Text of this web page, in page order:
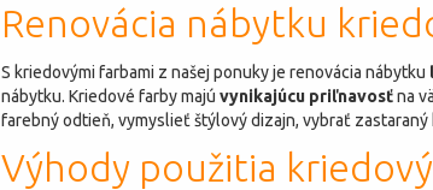
Renovácia nábytku
S kriedovými farbami z našej ponuky je renovácia nábytku
nábytku. Kriedové farby majú vynikajúcu priľnavosťna
farebný odtieň, vymyslieť štýlový dizajn, vybrať
Výhody použitia